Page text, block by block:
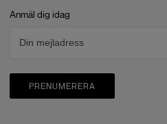
Anmäl dig idag
PRENUMERERA